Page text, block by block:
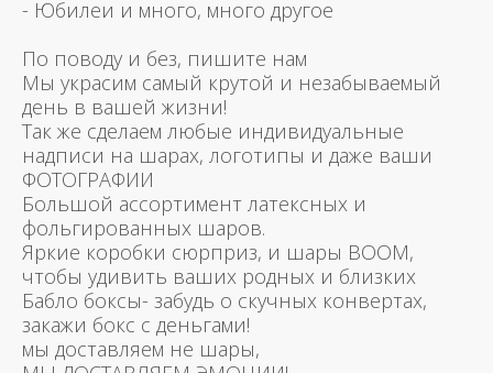
- Юбилеи и много, много другое
По поводу и без, пишите нам
Мы украсим самый крутой и незабываемый
день в вашей жизни!
Так же сделаем любые индивидуальные
надписи на шарах, логотипы и даже ваши
ФОТОГРАФИИ
Большой ассортимент латексных и
фольгированных шаров.
Яркие коробки сюрприз, и шары BOOM,
чтобы удивить ваших родных и близких
Бабло боксы- забудь о скучных конвертах,
закажи бокс с деньгами!
мы доставляем не шары,